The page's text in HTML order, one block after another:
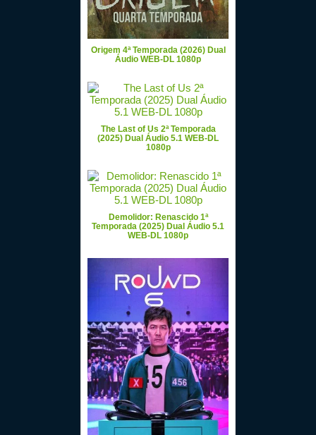
Origem 4ª Temporada (2026) Dual
Áudio WEB-DL 1080p
The Last of Us 2ª Temporada
(2025) Dual Áudio 5.1 WEB-DL
1080p
Demolidor: Renascido 1ª
Temporada (2025) Dual Áudio 5.1
WEB-DL 1080p